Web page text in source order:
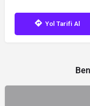
Yol Tarifi Al